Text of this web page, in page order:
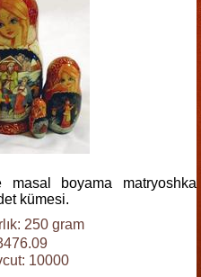
boyama matryoshka
kümesi.
250 gram
10000